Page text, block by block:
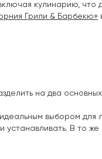
кулинарию,
Грили & Барбекю»
на два
выбором
В то